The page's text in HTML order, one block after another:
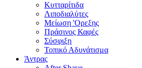
Κυτταρίτιδα
Λιποδιαλύτες
Μείωση 'Ορεξης
Πράσινος Καφές
Σύσφιξη
Τοπικό Αδυνάτισμα
Άντρας